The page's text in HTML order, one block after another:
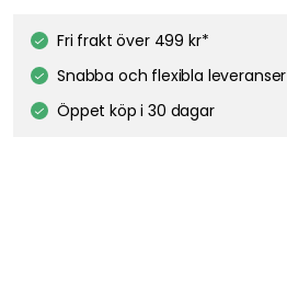
ENGLESSON
Fri frakt över 499 kr*
Snabba och flexibla leveranser
Öppet köp i 30 dagar